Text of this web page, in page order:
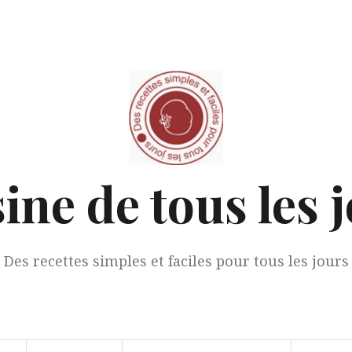
de tous les
Des recettes simples et faciles pour tous les jours